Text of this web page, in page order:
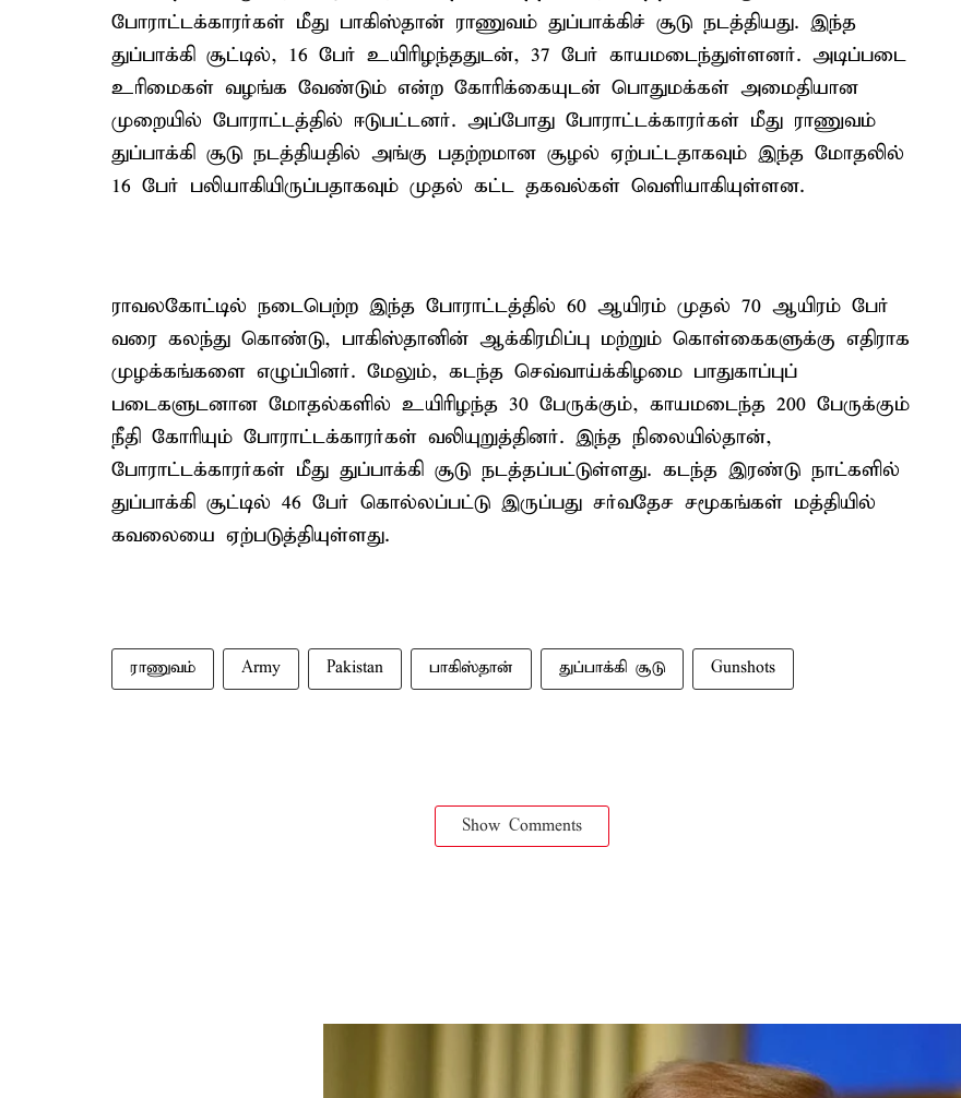
போராட்டக்காரர்கள் மீது பாகிஸ்தான் ராணுவம் துப்பாக்கிச் சூடு நடத்தியது. இந்த
துப்பாக்கி சூட்டில், 16 பேர் உயிரிழந்ததுடன், 37 பேர் காயமடைந்துள்ளனர். அடிப்படை
உரிமைகள் வழங்க வேண்டும் என்ற கோரிக்கையுடன் பொதுமக்கள் அமைதியான
முறையில் போராட்டத்தில் ஈடுபட்டனர். அப்போது போராட்டக்காரர்கள் மீது ராணுவம்
துப்பாக்கி சூடு நடத்தியதில் அங்கு பதற்றமான சூழல் ஏற்பட்டதாகவும் இந்த மோதலில்
16 பேர் பலியாகியிருப்பதாகவும் முதல் கட்ட தகவல்கள் வெளியாகியுள்ளன.
ராவலகோட்டில் நடைபெற்ற இந்த போராட்டத்தில் 60 ஆயிரம் முதல் 70 ஆயிரம் பேர்
வரை கலந்து கொண்டு, பாகிஸ்தானின் ஆக்கிரமிப்பு மற்றும் கொள்கைகளுக்கு எதிராக
முழக்கங்களை எழுப்பினர். மேலும், கடந்த செவ்வாய்க்கிழமை பாதுகாப்புப்
படைகளுடனான மோதல்களில் உயிரிழந்த 30 பேருக்கும், காயமடைந்த 200 பேருக்கும்
நீதி கோரியும் போராட்டக்காரர்கள் வலியுறுத்தினர். இந்த நிலையில்தான்,
போராட்டக்காரர்கள் மீது துப்பாக்கி சூடு நடத்தப்பட்டுள்ளது. கடந்த இரண்டு நாட்களில்
துப்பாக்கி சூட்டில் 46 பேர் கொல்லப்பட்டு இருப்பது சர்வதேச சமூகங்கள் மத்தியில்
கவலையை ஏற்படுத்தியுள்ளது.
ராணுவம் Army Pakistan பாகிஸ்தான் துப்பாக்கி சூடு Gunshots
Show Comments